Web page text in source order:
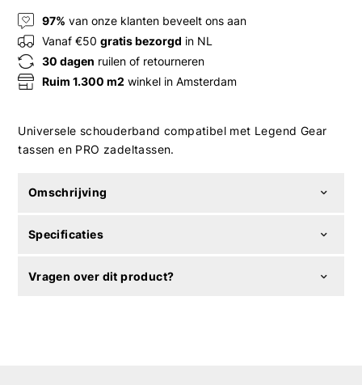
97% van onze klanten beveelt ons aan
Vanaf €50gratis bezorgd in NL
30 dagen ruilen of retourneren
Ruim 1.300 m2 winkel in Amsterdam
Universele schouderband compatibel met Legend Gear
tassen en PRO zadeltassen.
Omschrijving
Specificaties
Vragen over dit product?